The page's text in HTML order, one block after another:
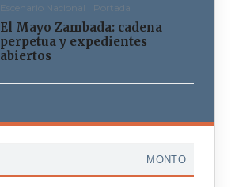
Escenario Nacional Portada
El Mayo Zambada: cadena
perpetua y expedientes
abiertos
MONTO